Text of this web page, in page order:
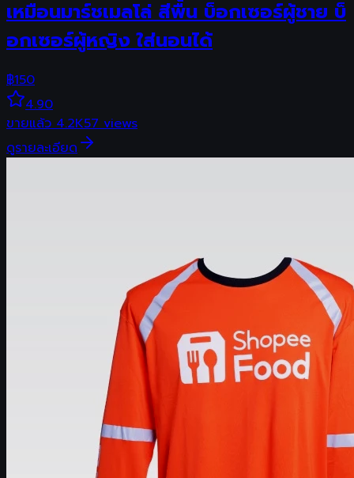
เหมือนมาร์ชเมลโล่ สีพื้น บ็อกเซอร์ผู้ชาย บ็
อกเซอร์ผู้หญิง ใส่นอนได้
฿150
4.90
ขายแล้ว4.2K57views
ดูรายละเอียด